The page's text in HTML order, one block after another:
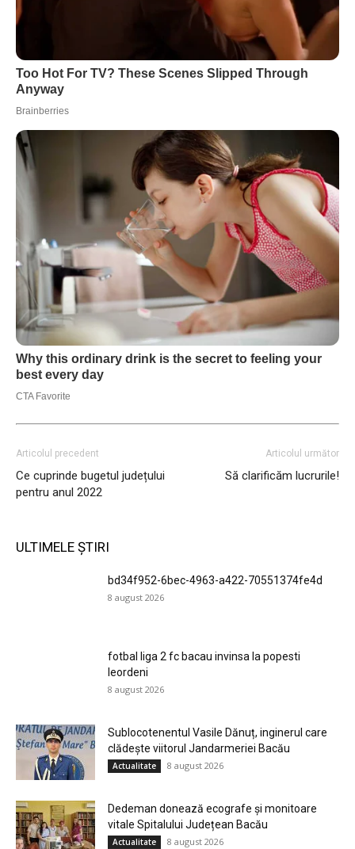
Articolul precedent
Ce cuprinde bugetul județului
pentru anul 2022
Articolul următor
Să clarificăm lucrurile!
ULTIMELE ȘTIRI
bd34f952-6bec-4963-a422-70551374fe4d
8 august 2026
fotbal liga 2 fc bacau invinsa la popesti
leordeni
8 august 2026
Sublocotenentul Vasile Dănuț, inginerul care
clădește viitorul Jandarmeriei Bacău
Actualitate 8 august 2026
Dedeman donează ecografe și monitoare
vitale Spitalului Județean Bacău
Actualitate 8 august 2026